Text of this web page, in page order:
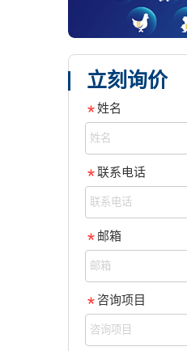
立刻询价
姓名
联系电话
邮箱
咨询项目